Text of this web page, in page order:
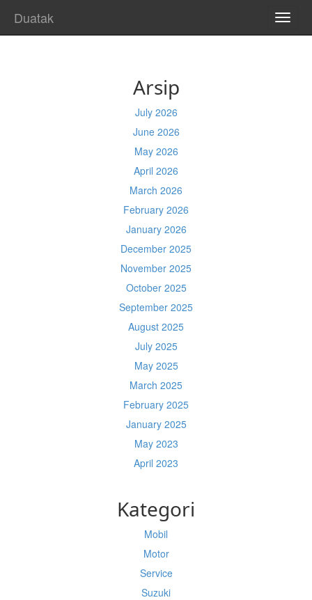
Duatak
Arsip
July 2026
June 2026
May 2026
April 2026
March 2026
February 2026
January 2026
December 2025
November 2025
October 2025
September 2025
August 2025
July 2025
May 2025
March 2025
February 2025
January 2025
May 2023
April 2023
Kategori
Mobil
Motor
Service
Suzuki